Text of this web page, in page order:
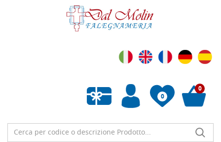
0
Wishlist vuota
0